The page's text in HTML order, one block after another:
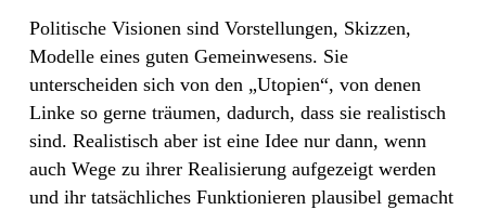
Politische Visionen sind Vorstellungen, Skizzen,
Modelle eines guten Gemeinwesens. Sie
unterscheiden sich von den „Utopien“, von denen
Linke so gerne träumen, dadurch, dass sie realistisch
sind. Realistisch aber ist eine Idee nur dann, wenn
auch Wege zu ihrer Realisierung aufgezeigt werden
und ihr tatsächliches Funktionieren plausibel gemacht